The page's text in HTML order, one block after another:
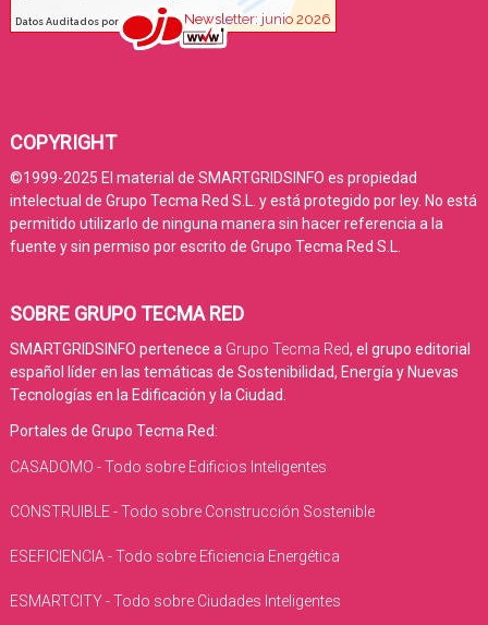
COPYRIGHT
©1999-2025 El material de SMARTGRIDSINFO es propiedad
intelectual de Grupo Tecma Red S.L. y está protegido por ley. No está
permitido utilizarlo de ninguna manera sin hacer referencia a la
fuente y sin permiso por escrito de Grupo Tecma Red S.L.
SOBRE GRUPO TECMA RED
SMARTGRIDSINFO pertenece a Grupo Tecma Red, el grupo editorial
español líder en las temáticas de Sostenibilidad, Energía y Nuevas
Tecnologías en la Edificación y la Ciudad.
Portales de Grupo Tecma Red:
CASADOMO - Todo sobre Edificios Inteligentes
CONSTRUIBLE - Todo sobre Construcción Sostenible
ESEFICIENCIA - Todo sobre Eficiencia Energética
ESMARTCITY - Todo sobre Ciudades Inteligentes